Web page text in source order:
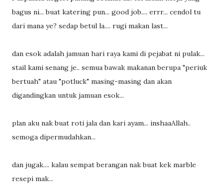
bagus ni... buat katering pun... good job.... errr... cendol tu
dari mana ye? sedap betul la.... rugi makan last...
dan esok adalah jamuan hari raya kami di pejabat ni pulak...
stail kami senang je.. semua bawak makanan berupa "periuk
bertuah" atau "potluck" masing-masing dan akan
digandingkan untuk jamuan esok...
plan aku nak buat roti jala dan kari ayam... inshaaAllah..
semoga dipermudahkan...
dan jugak.... kalau sempat berangan nak buat kek marble
resepi mak...